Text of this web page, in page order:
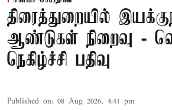
திரைத்துறையில்
ஆண்டுகள் நிறைவு -
நெகிழ்ச்சி பதிவு
Published on: 08 Aug 2026, 4:41 pm